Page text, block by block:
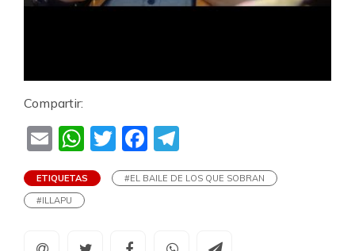
Compartir:
EmailWhatsApp
TwitterFacebook
ETIQUETAS
#EL BAILE DE LOS QUE SOBRAN
#ILLAPU